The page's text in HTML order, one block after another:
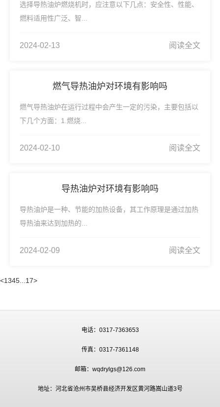
选择导热油炉燃烧机时，应注意以下几点：安全性、性能、
燃料适用性广泛、智...
2024-02-13 阅读全文
燃气导热油炉对环境有影响吗
燃气导热油炉在运行过程中会产生一定的污染，主要包括以
下几个方面：1.燃烧...
2024-02-10 阅读全文
导热油炉对环境有影响吗
导热油炉是一种、节能的加热设备，其工作原理是通过加热
导热油来达到加热的...
2024-02-09 阅读全文
<1345 17>
电话：0317-7363653
传真：0317-7361148
邮箱：wqdrylgs@126.com
地址：河北省沧州市吴桥县经济开发区黄河路嵩山道3号